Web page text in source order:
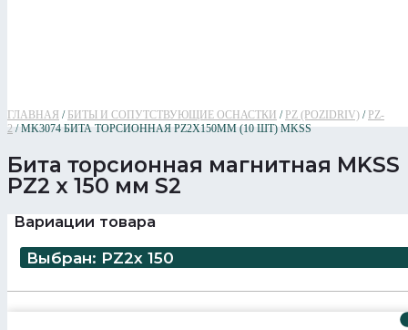
ГЛАВНАЯ / БИТЫ И СОПУТСТВУЮЩИЕ ОСНАСТКИ / PZ (POZIDRIV) / PZ-
2 / MK3074 БИТА ТОРСИОННАЯ РZ2Х150ММ (10 ШТ) MKSS
Бита торсионная магнитная MKSS
PZ2 x 150 мм S2
Вариации товара
Выбран: PZ2x 150